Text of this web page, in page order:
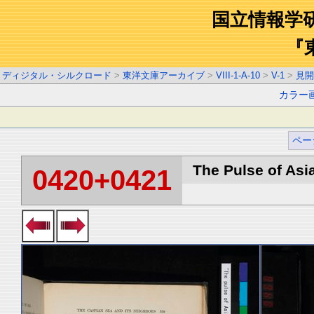
国立情報学
『
ディジタル・シルクロード > 東洋文庫アーカイブ > VIII-1-A-10 > V-1 > 見
カラー
ペー
0420+0421 The Pulse of